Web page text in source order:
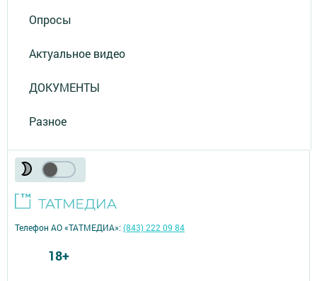
Опросы
Актуальное видео
ДОКУМЕНТЫ
Разное
Телефон АО «ТАТМЕДИА»:(843) 222 09 84
18+